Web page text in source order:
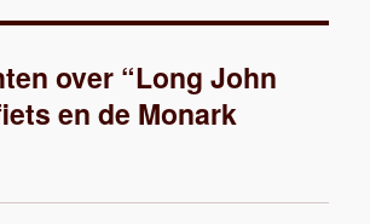
over “Long John
en de Monark